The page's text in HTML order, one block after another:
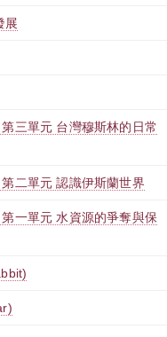
展
三單元 台灣穆斯林的日常
二單元 認識伊斯蘭世界
一單元 水資源的爭奪與保